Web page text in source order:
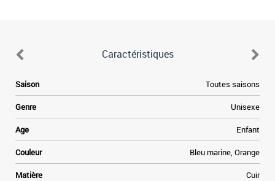
Caractéristiques
Saison Toutes saisons
Genre Unisexe
Age Enfant
Couleur Bleu marine, Orange
Matière Cuir